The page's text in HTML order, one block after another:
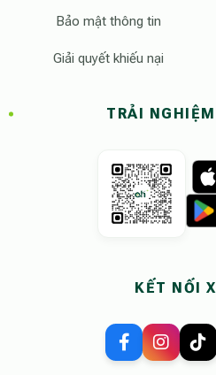
Bảo mật thông tin
Giải quyết khiếu nại
TRẢI
KẾT NỐI